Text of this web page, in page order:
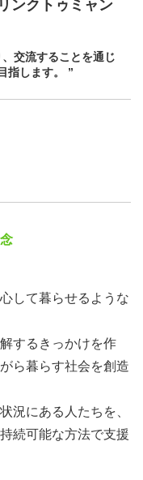
人支援に関心のある
ンクトゥミャン
交流することを通じ
指します。 ”
して暮らせるような
するきっかけを作
ら暮らす社会を創造
況にある人たちを、
続可能な方法で支援